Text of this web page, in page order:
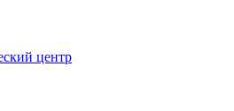
центр